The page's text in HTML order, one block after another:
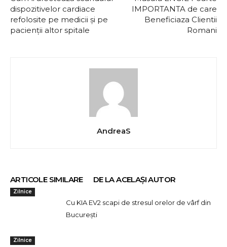
dispozitivelor cardiace
refolosite pe medicii și pe
pacienții altor spitale
IMPORTANTA de care
Beneficiaza Clientii
Romani
AndreaS
ARTICOLE SIMILARE DE LA ACELAȘI AUTOR
Zilnice
Cu KIA EV2 scapi de stresul orelor de vârf din
București
Zilnice